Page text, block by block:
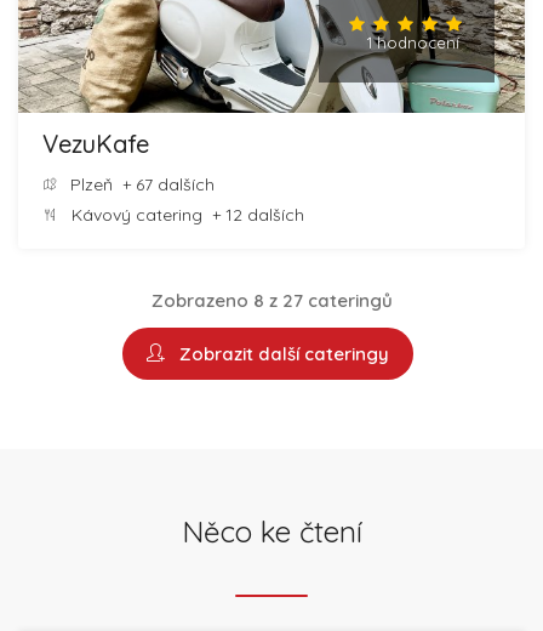
1 hodnocení
VezuKafe
Plzeň + 67 dalších
Kávový catering + 12 dalších
Zobrazeno 8 z 27 cateringů
Zobrazit další cateringy
Něco ke čtení